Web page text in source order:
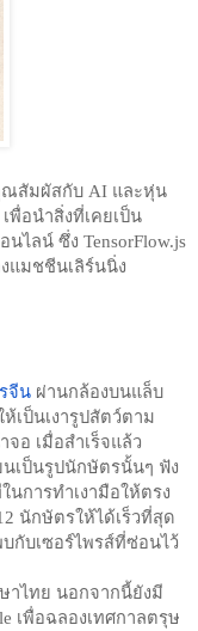
คุณสัมผัสกับ AI และหุ่น
พื่อนำสิ่งที่เคยเป็น
ไลน์ ซึ่ง TensorFlow.js
แมชชีนเลิร์นนิ่ง
จีน ผ่านกล้องบนแล็บ
เป็นเงารูปสัตว์ตาม
อ เมื่อสำเร็จแล้ว
เป็นรูปนักษัตรนั้นๆ ฟัง
นการทำเงามือให้ตรง
นักษัตรให้ได้เร็วที่สุด
กับเซอร์ไพรส์ที่ซ่อนไว้
าไทย นอกจากนี้ยังมี
เพื่อฉลองเทศกาลตรุษ